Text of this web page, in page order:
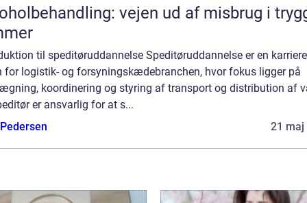
vejen ud af misbrug i
til speditøruddannelse Speditøruddannelse er en
for logistik- og forsyningskædebranchen, hvor fokus ligger på
koordinering og styring af transport og distribution af
er ansvarlig for at s...
21 maj